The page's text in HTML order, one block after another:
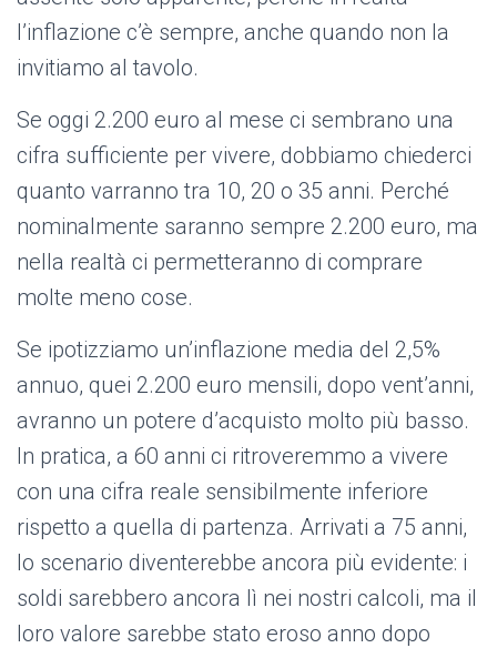
l’inflazione c’è sempre, anche quando non la
invitiamo al tavolo.
Se oggi 2.200 euro al mese ci sembrano una
cifra sufficiente per vivere, dobbiamo chiederci
quanto varranno tra 10, 20 o 35 anni. Perché
nominalmente saranno sempre 2.200 euro, ma
nella realtà ci permetteranno di comprare
molte meno cose.
Se ipotizziamo un’inflazione media del 2,5%
annuo, quei 2.200 euro mensili, dopo vent’anni,
avranno un potere d’acquisto molto più basso.
In pratica, a 60 anni ci ritroveremmo a vivere
con una cifra reale sensibilmente inferiore
rispetto a quella di partenza. Arrivati a 75 anni,
lo scenario diventerebbe ancora più evidente: i
soldi sarebbero ancora lì nei nostri calcoli, ma il
loro valore sarebbe stato eroso anno dopo